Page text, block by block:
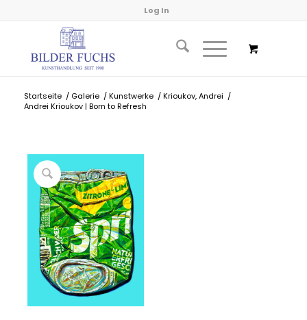
Log In
Startseite / Galerie / Kunstwerke / Krioukov, Andrei /
Andrei Krioukov | Born to Refresh